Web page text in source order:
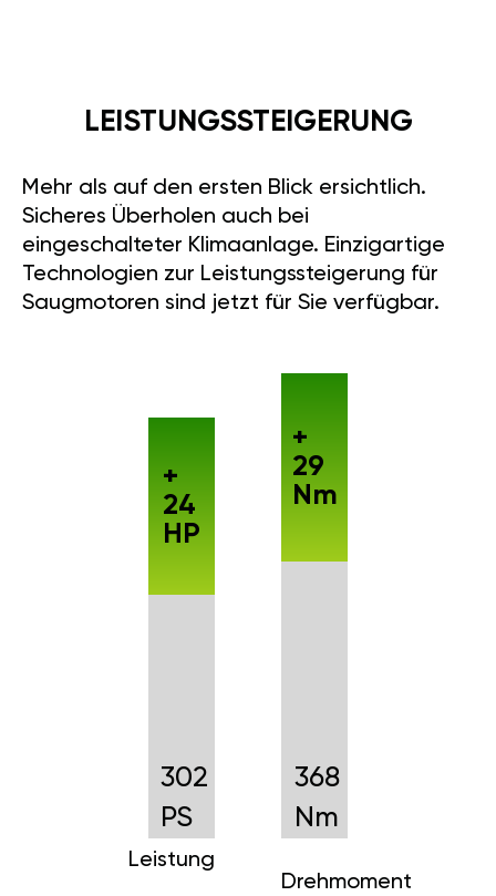
LEISTUNGSSTEIGERUNG
Mehr als auf den ersten Blick ersichtlich.
Sicheres Überholen auch bei
eingeschalteter Klimaanlage. Einzigartige
Technologien zur Leistungssteigerung für
Saugmotoren sind jetzt für Sie verfügbar.
302
PS
Leistung
+
24
HP
368
Nm
Drehmoment
+
29
Nm